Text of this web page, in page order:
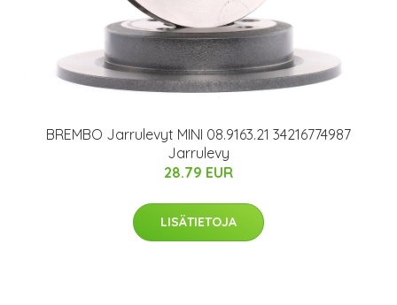
BREMBO Jarrulevyt MINI 08.9163.21 34216774987
Jarrulevy
28.79 EUR
LISÄTIETOJA